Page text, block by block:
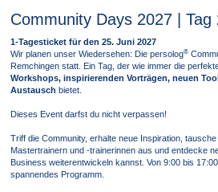
Community Days 2027 |
1-Tagesticket für den 25. Juni 2027
Wir planen unser Wiedersehen: Die persolog®
Remchingen statt. Ein Tag, der wie immer die
Workshops, inspirierenden Vorträgen, neuen
Austausch bietet.
Dieses Event darfst du nicht verpassen!
Triff die Community, erhalte neue Inspiration,
Mastertrainern und -trainerinnen aus und entdecke
Business weiterentwickeln kannst. Von 9:00 bis
spannendes Programm.